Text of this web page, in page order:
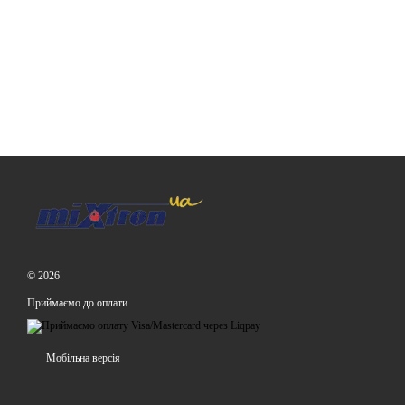
© 2026
Приймаємо до оплати
Мобільна версія